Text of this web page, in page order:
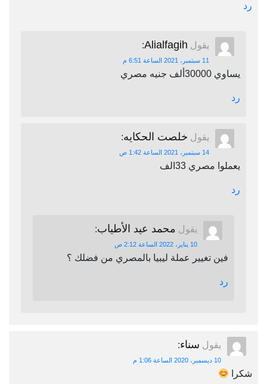
رد
يقول Alialfagih
:
11 سبتمبر، 2021 الساعة 6:51 م
يساوي 30000ألف جنيه مصري
رد
يقول خلصت الحكايه:
14 سبتمبر، 2021 الساعة 1:42 ص
يعملوا مصري 33الف
رد
يقول محمد عيد الأطياب:
10 يناير، 2022 الساعة 2:12 ص
فين تغيير عملة ليبيا بالمصري من فضلك ؟
رد
يقول سناء:
10 ديسمبر، 2020 الساعة 1:06 م
شكرا